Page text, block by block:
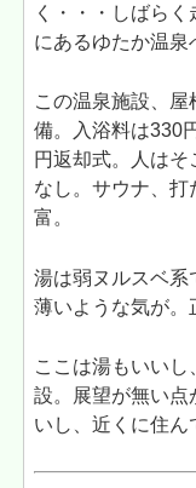
く・・・しばら
にあるゆたか温泉
この温泉施設、
備。入浴料は330
円返却式。人は
なし。サウナ、打
富。
湯は弱ヌルスベ系
薄いような気が。
ここは湯もいい
設。展望が無い点
いし、近くに住ん